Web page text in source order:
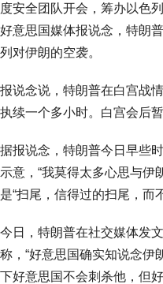
度安全团队开会，筹办以色
好意思国媒体报说念，特朗
列对伊朗的空袭。
报说念说，特朗普在白宫战
执续一个多小时。白宫会后
据报说念，特朗普今日早些
示意，“我莫得太多心思与伊
是“扫尾，信得过的扫尾，而
今日，特朗普在社交媒体发
称，“好意思国确实知说念伊
下好意思国不会刺杀他，但